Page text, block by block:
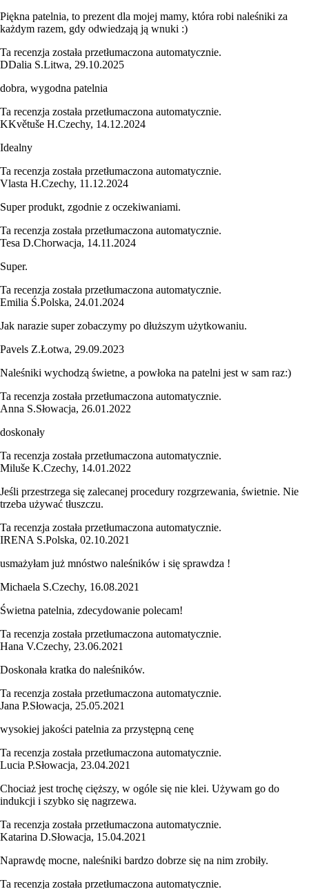
Piękna patelnia, to prezent dla mojej mamy, która robi naleśniki za
każdym razem, gdy odwiedzają ją wnuki :)
Ta recenzja została przetłumaczona automatycznie.
DDalia S.Litwa, 29.10.2025
dobra, wygodna patelnia
Ta recenzja została przetłumaczona automatycznie.
KKvětuše H.Czechy, 14.12.2024
Idealny
Ta recenzja została przetłumaczona automatycznie.
Vlasta H.Czechy, 11.12.2024
Super produkt, zgodnie z oczekiwaniami.
Ta recenzja została przetłumaczona automatycznie.
Tesa D.Chorwacja, 14.11.2024
Super.
Ta recenzja została przetłumaczona automatycznie.
Emilia Ś.Polska, 24.01.2024
Jak narazie super zobaczymy po dłuższym użytkowaniu.
Pavels Z.Łotwa, 29.09.2023
Naleśniki wychodzą świetne, a powłoka na patelni jest w sam raz:)
Ta recenzja została przetłumaczona automatycznie.
Anna S.Słowacja, 26.01.2022
doskonały
Ta recenzja została przetłumaczona automatycznie.
Miluše K.Czechy, 14.01.2022
Jeśli przestrzega się zalecanej procedury rozgrzewania, świetnie. Nie
trzeba używać tłuszczu.
Ta recenzja została przetłumaczona automatycznie.
IRENA S.Polska, 02.10.2021
usmażyłam już mnóstwo naleśników i się sprawdza !
Michaela S.Czechy, 16.08.2021
Świetna patelnia, zdecydowanie polecam!
Ta recenzja została przetłumaczona automatycznie.
Hana V.Czechy, 23.06.2021
Doskonała kratka do naleśników.
Ta recenzja została przetłumaczona automatycznie.
Jana P.Słowacja, 25.05.2021
wysokiej jakości patelnia za przystępną cenę
Ta recenzja została przetłumaczona automatycznie.
Lucia P.Słowacja, 23.04.2021
Chociaż jest trochę cięższy, w ogóle się nie klei. Używam go do
indukcji i szybko się nagrzewa.
Ta recenzja została przetłumaczona automatycznie.
Katarina D.Słowacja, 15.04.2021
Naprawdę mocne, naleśniki bardzo dobrze się na nim zrobiły.
Ta recenzja została przetłumaczona automatycznie.